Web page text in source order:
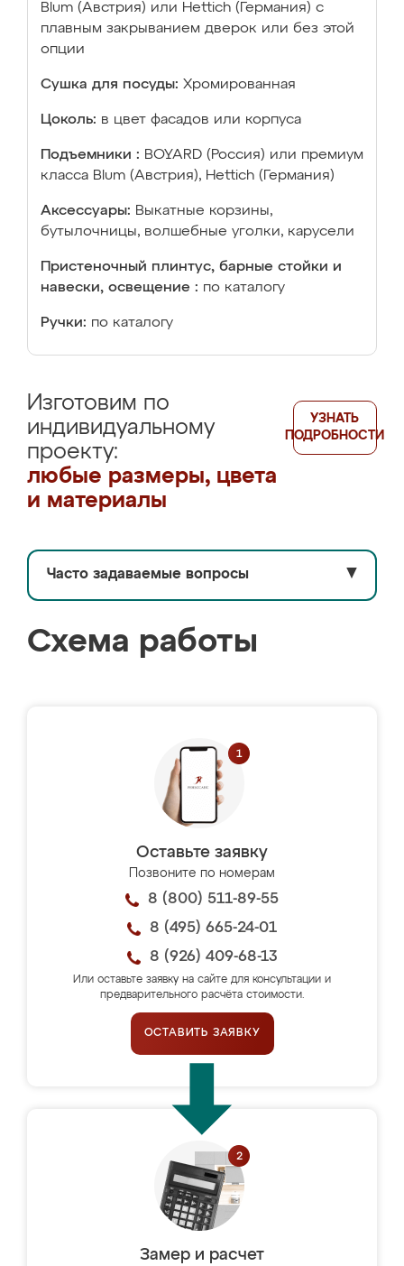
Blum (Австрия) или Hettich (Германия) с
плавным закрыванием дверок или без этой
опции
Сушка для посуды: Хромированная
Цоколь: в цвет фасадов или корпуса
Подъемники : BOYARD (Россия) или премиум
класса Blum (Австрия), Hettich (Германия)
Аксессуары: Выкатные корзины,
бутылочницы, волшебные уголки, карусели
Пристеночный плинтус, барные стойки и
навески, освещение : по каталогу
Ручки: по каталогу
Изготовим по
индивидуальному
проекту:
любые размеры, цвета
и материалы
УЗНАТЬ
ПОДРОБНОСТИ
Часто задаваемые вопросы ▼
Схема работы
Оставьте заявку
Позвоните по номерам
8 (800) 511-89-55
8 (495) 665-24-01
8 (926) 409-68-13
Или оставьте заявку на сайте для консультации и
предварительного расчёта стоимости.
ОСТАВИТЬ ЗАЯВКУ
Замер и расчет